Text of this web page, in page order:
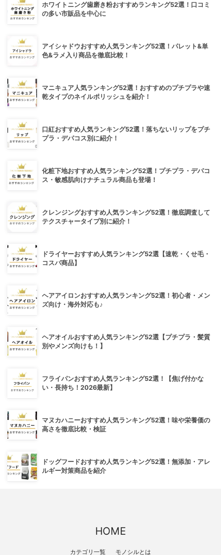
ホワイトニング歯磨き粉おすすめランキング52選！口コミ
の多い市販品を中心に
アイシャドウおすすめ人気ランキング52選！パレット&単
色&ラメ入り商品を徹底比較！
マニキュア人気ランキング52選！おすすめのプチプラや速
乾タイプのネイルポリッシュを紹介！
口紅おすすめ人気ランキング52選！落ちないリップをプチ
プラ・デパコス別に紹介！
化粧下地おすすめ人気ランキング52選！プチプラ・デパコ
ス・敏感肌向けナチュラル商品も登場！
クレンジングおすすめ人気ランキング52選！徹底調査して
テクスチャータイプ別に紹介！
ドライヤーおすすめ人気ランキング52選【速乾・くせ毛・
コスパ商品】
ヘアアイロンおすすめ人気ランキング52選！初心者・メン
ズ向け・海外対応も♪
ヘアオイルおすすめ人気ランキング52選【プチプラ・髪質
別やメンズ向けも！】
フライパンおすすめ人気ランキング52選！【焦げ付かな
い・長持ち！2026最新】
マヌカハニーおすすめ人気ランキング52選！味や栄養価の
高さを徹底比較・検証
ドッグフードおすすめ人気ランキング52選！無添加・アレ
ルギー対策商品を紹介
HOME
カテゴリ一覧 モノシルとは